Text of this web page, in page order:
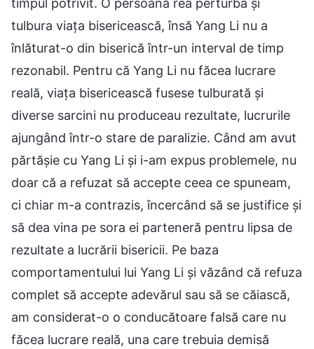
tulbura viața bisericească, însă Yang Li nu a
înlăturat-o din biserică într-un interval de timp
rezonabil. Pentru că Yang Li nu făcea lucrare
reală, viața bisericească fusese tulburată și
diverse sarcini nu produceau rezultate, lucrurile
ajungând într-o stare de paralizie. Când am avut
părtășie cu Yang Li și i-am expus problemele, nu
doar că a refuzat să accepte ceea ce spuneam,
ci chiar m-a contrazis, încercând să se justifice și
să dea vina pe sora ei parteneră pentru lipsa de
rezultate a lucrării bisericii. Pe baza
comportamentului lui Yang Li și văzând că refuza
complet să accepte adevărul sau să se căiască,
am considerat-o o conducătoare falsă care nu
făcea lucrare reală, una care trebuia demisă